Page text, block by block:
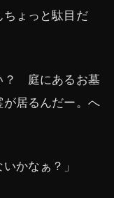
ょっと駄目だ
？ 庭にあるお墓
居るんだー。へ
かなぁ？」